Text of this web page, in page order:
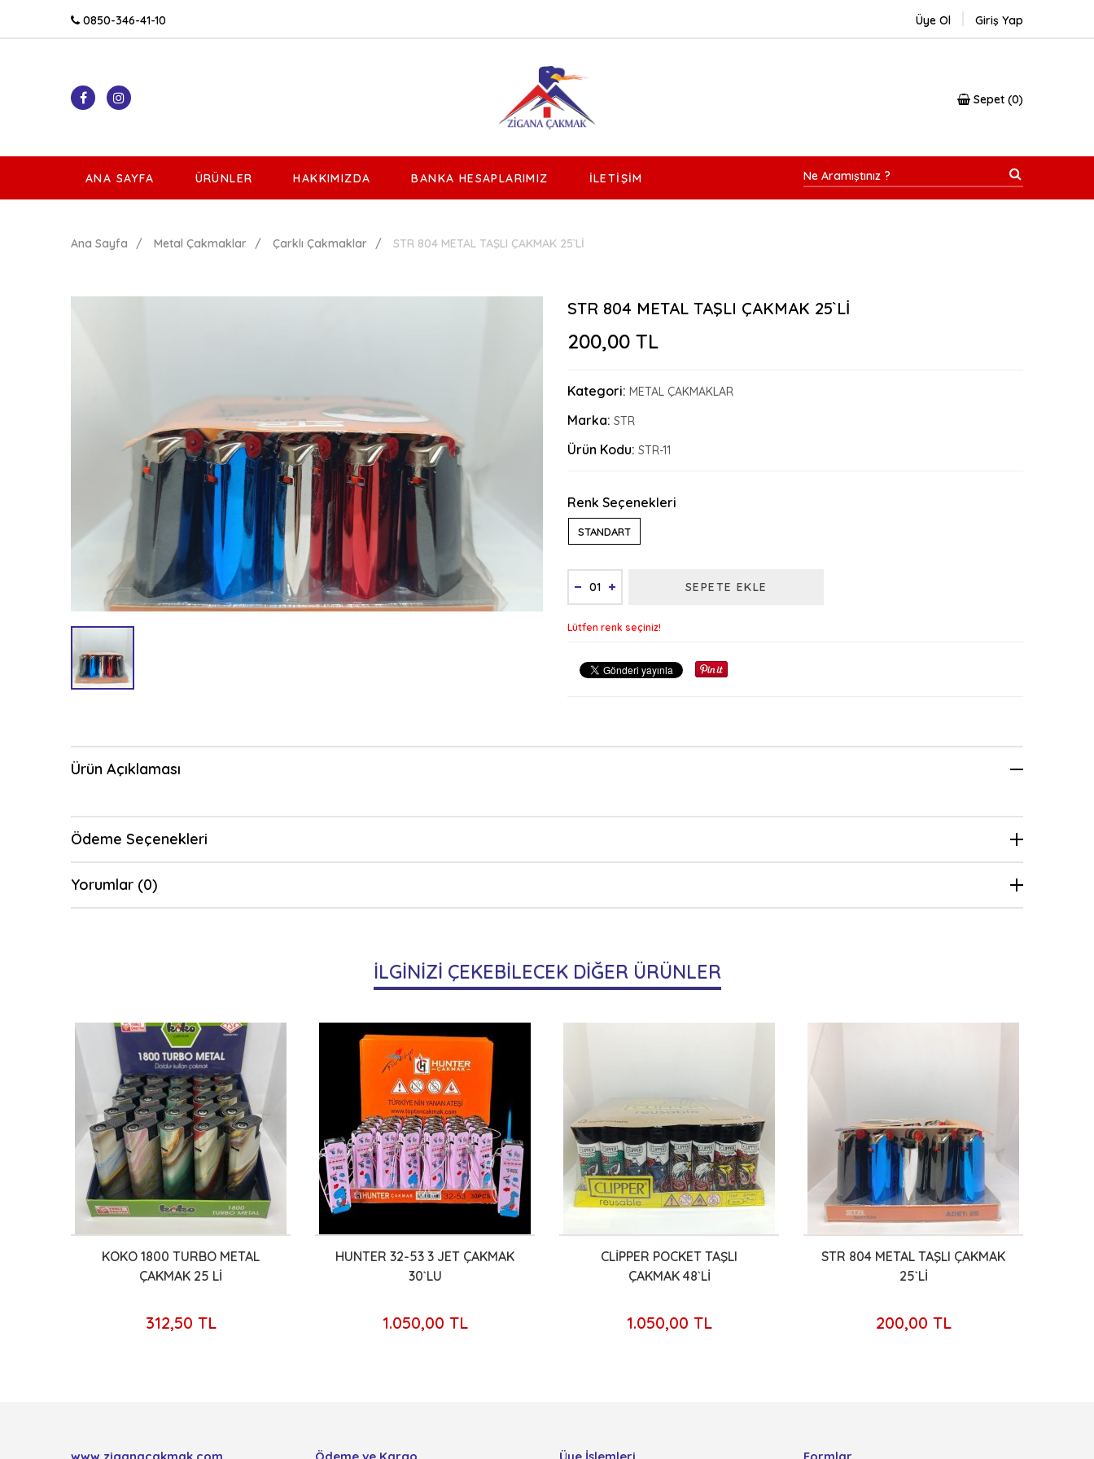
0850-346-41-10 Üye Ol Giriş Yap
Sepet 0
ANA SAYFA ÜRÜNLER HAKKIMIZDA BANKA HESAPLARIMIZ İLETIŞIM
Ana Sayfa Metal Çakmaklar Çarklı Çakmaklar STR 804 METAL TAŞLI ÇAKMAK 25`Lİ
STR 804 METAL TAŞLI ÇAKMAK 25`Lİ
200,00 TL
Kategori: METAL ÇAKMAKLAR
Marka: STR
Ürün Kodu: STR-11
Renk Seçenekleri
STANDART
SEPETE EKLE
Lütfen renk seçiniz!
Ürün Açıklaması
Ödeme Seçenekleri
Yorumlar (0)
İLGİNİZİ ÇEKEBİLECEK DİĞER ÜRÜNLER
KOKO 1800 TURBO METAL
ÇAKMAK 25 Lİ
312,50 TL
HUNTER 32-53 3 JET ÇAKMAK
30`LU
1.050,00 TL
CLİPPER POCKET TAŞLI
ÇAKMAK 48`Lİ
1.050,00 TL
STR 804 METAL TAŞLI ÇAKMAK
25`Lİ
200,00 TL